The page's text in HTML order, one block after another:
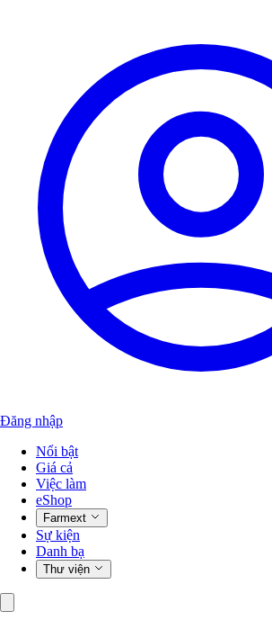
Đăng nhập
Nổi bật
Giá cả
Việc làm
eShop
Farmext
Sự kiện
Danh bạ
Thư viện